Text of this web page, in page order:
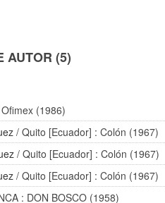
AUTOR (5)
(1986)
/ Quito [Ecuador] : Colón (1967)
/ Quito [Ecuador] : Colón (1967)
/ Quito [Ecuador] : Colón (1967)
: DON BOSCO (1958)